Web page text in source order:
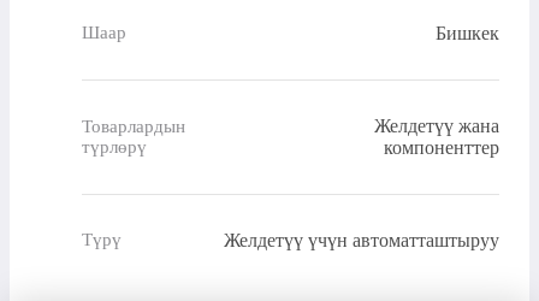
Шаар Бишкек
Товарлардын
түрлөрү
Желдетүү жана
компоненттер
Түрү Желдетүү үчүн автоматташтыруу